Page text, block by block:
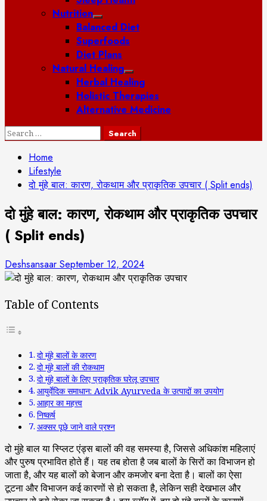
Nutrition
Balanced Diet
Superfoods
Diet Plans
Natural Healing
Herbal Healing
Holistic Therapies
Alternative Medicine
Search
Home
Lifestyle
दो मुंहे बाल: कारण, रोकथाम और प्राकृतिक उपचार ( Split ends)
दो मुंहे बाल: कारण, रोकथाम और प्राकृतिक उपचार
( Split ends)
Deshsansaar September 12, 2024
Table of Contents
दो मुंहे बालों के कारण
दो मुंहे बालों की रोकथाम
दो मुंहे बालों के लिए प्राकृतिक घरेलू उपचार
आयुर्वेदिक समाधान: Advik Ayurveda के उत्पादों का उपयोग
आहार का महत्त्व
निष्कर्ष
अक्सर पूछे जाने वाले प्रश्न
दो मुंहे बाल या स्प्लिट एंड्स बालों की वह समस्या है, जिससे अधिकांश महिलाएं
और पुरुष प्रभावित होते हैं। यह तब होता है जब बालों के सिरों का विभाजन हो
जाता है, और यह बालों को बेजान और कमजोर बना देता है। बालों का ऐसा
टूटना और विभाजन कई कारणों से हो सकता है, लेकिन सही देखभाल और